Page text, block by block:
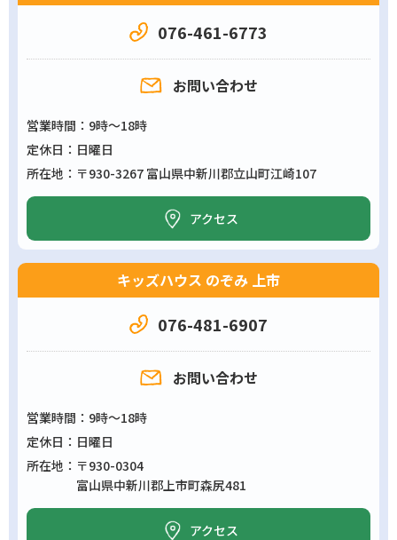
076-461-6773
お問い合わせ
営業時間
9時～18時
定休日
日曜日
所在地
〒930-3267 富山県中新川郡立山町江崎107
アクセス
キッズハウス のぞみ 上市
076-481-6907
お問い合わせ
営業時間
9時～18時
定休日
日曜日
所在地
〒930-0304
富山県中新川郡上市町森尻481
アクセス